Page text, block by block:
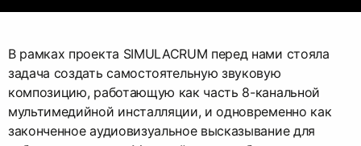
В рамках проекта SIMULACRUM перед нами стояла
задача создать самостоятельную звуковую
композицию, работающую как часть 8-канальной
мультимедийной инсталляции, и одновременно как
законченное аудиовизуальное высказывание для